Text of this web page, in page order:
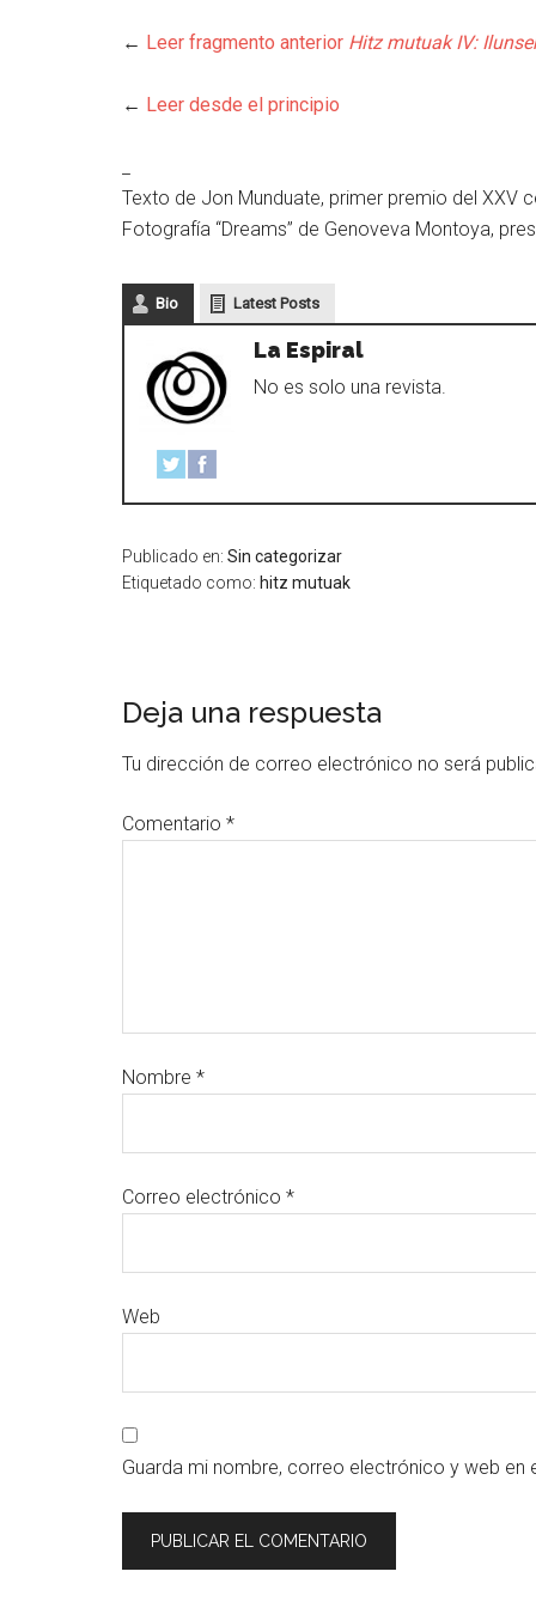
← Leer fragmento anterior Hitz mutuak IV:
← Leer desde el principio
Texto de Jon Munduate, primer premio del
Fotografía “Dreams” de Genoveva Montoya,
Bio Latest Posts
La Espiral
No es solo una revista.
Publicado en: Sin categorizar
Etiquetado como: hitz mutuak
Deja una respuesta
Tu dirección de correo electrónico no será
Comentario *
Nombre *
Correo electrónico *
Web
Guarda mi nombre, correo electrónico y web